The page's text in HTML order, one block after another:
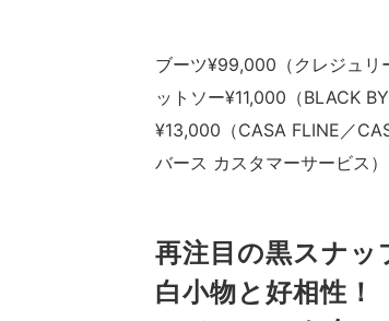
ブーツ¥99,000（クレジュリ
ットソー¥11,000（BLACK
¥13,000（CASA FLINE／
バース カスタマーサービス）
再注目の黒スナッ
白小物と好相性！